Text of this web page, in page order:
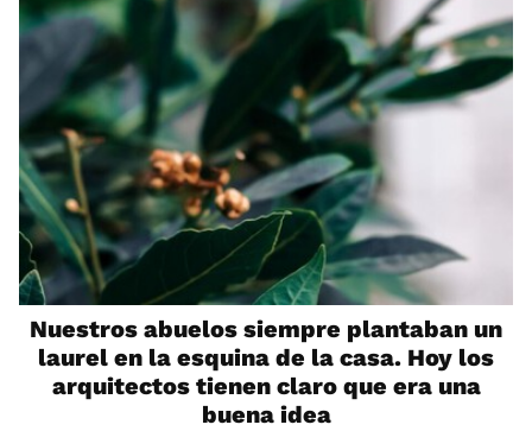
⁠Nuestros abuelos siempre plantaban un
laurel en la esquina de la casa. Hoy los
arquitectos tienen claro que era una
buena idea